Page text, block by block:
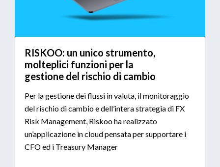
RISKOO: un unico strumento,
molteplici funzioni per la
gestione del rischio di cambio
Per la gestione dei flussi in valuta, il monitoraggio
del rischio di cambio e dell’intera strategia di FX
Risk Management, Riskoo ha realizzato
un’applicazione in cloud pensata per supportare i
CFO ed i Treasury Manager